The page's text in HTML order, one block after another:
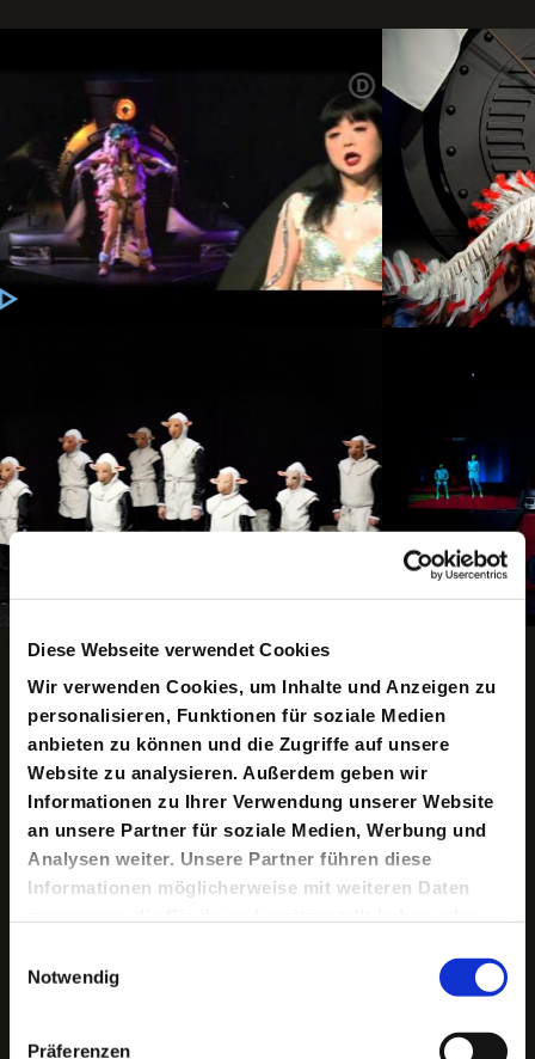
Diese Webseite verwendet Cookies
Wir verwenden Cookies, um Inhalte und Anzeigen zu
personalisieren, Funktionen für soziale Medien
anbieten zu können und die Zugriffe auf unsere
Website zu analysieren. Außerdem geben wir
Informationen zu Ihrer Verwendung unserer Website
an unsere Partner für soziale Medien, Werbung und
Analysen weiter. Unsere Partner führen diese
Informationen möglicherweise mit weiteren Daten
gesammelt haben.
Notwendig
Präferenzen
Copyright ©: Maurice Kohl
Keine aktuellen Termine
Unter dem verheerenden Eindruck der ersten
Atombombenabwürfe veröffentlichte Günther Anders
Technologiekritik. Anders‘ These ist, dass wir Menschen
der – nicht selten mörderischen – Perfektion unserer
eigenen Produkte nicht gewachsen sind. Dass wir also in
wir uns an Risiken und Nebenwirkungen überhaupt